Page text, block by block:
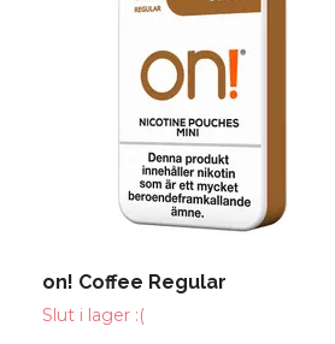
on! Coffee Regular
Slut i lager :(